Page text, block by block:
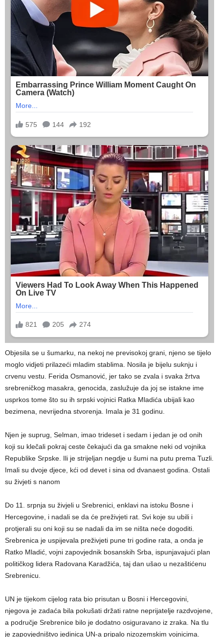
Objesila se u šumarku, na nekoj ne previsokoj grani, njeno se tijelo
moglo vidjeti prilazeći mladim stablima. Nosila je bijelu suknju i
crvenu vestu. Ferida Osmanović, jer tako se zvala i svaka žrtva
srebreničkog masakra, genocida, zaslužuje da joj se istakne ime
usprkos tome što su ih srpski vojnici Ratka Mladića ubijali kao
bezimena, nevrijedna stvorenja. Imala je 31 godinu.
Njen je suprug, Selman, imao trideset i sedam i jedan je od onih
koji su klečali pokraj ceste čekajući da ga smakne neki od vojnika
Republike Srpske. Ili je strijeljan negdje u šumi na putu prema Tuzli.
Imali su dvoje djece, kći od devet i sina od dvanaest godina. Ostali
su živjeti s nanom
Do 11. srpnja su živjeli u Srebrenici, enklavi na istoku Bosne i
Hercegovine, i nadali se da će preživjeti rat. Svi koje su ubili i
protjerali su oni koji su se nadali da im se ništa neće dogoditi.
Srebrenica je uspijevala preživjeti pune tri godine rata, a onda je
Ratko Mladić, vojni zapovjednik bosanskih Srba, ispunjavajući plan
političkog lidera Radovana Karadžića, taj dan ušao u nezaštićenu
Srebrenicu.
UN je tijekom cijelog rata bio prisutan u Bosni i Hercegovini,
njegova je zadaća bila pokušati držati ratne neprijatelje razdvojene,
a područje Srebrenice bilo je dodatno osiguravano iz zraka. Na tlu
je zapovjedništvo jedinica UN-a pripalo nizozemskim vojnicima.